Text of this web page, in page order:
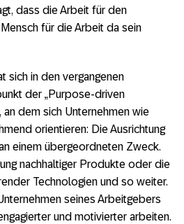
dass die Arbeit für den
für die Arbeit da sein
sich in den vergangenen
der „Purpose-driven
an dem sich Unternehmen wie
orientieren: Die Ausrichtung
einem übergeordneten Zweck.
nachhaltiger Produkte oder die
Technologien und so weiter.
seines Arbeitgebers
und motivierter arbeiten.